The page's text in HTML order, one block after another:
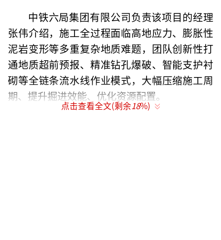
中铁六局集团有限公司负责该项目的经理
张伟介绍，施工全过程面临高地应力、膨胀性
泥岩变形等多重复杂地质难题，团队创新性打
通地质超前预报、精准钻孔爆破、智能支护衬
砌等全链条流水线作业模式，大幅压缩施工周
期、提升掘进效能、优化资源配置。
点击查看全文(剩余18%)